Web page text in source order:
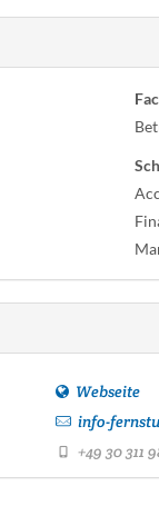
Webseite
info-
+49 30 311